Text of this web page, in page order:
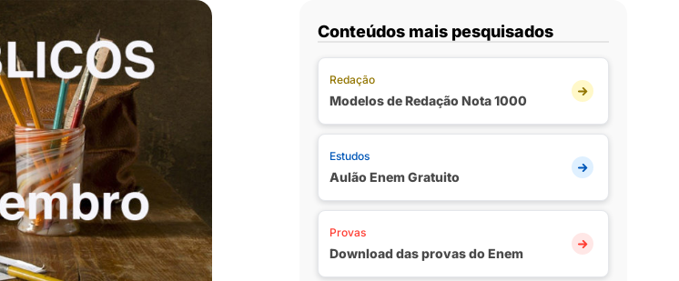
Conteúdos mais pesquisados
Redação
Modelos de Redação Nota 1000
Estudos
Aulão Enem Gratuito
Provas
Download das provas do Enem